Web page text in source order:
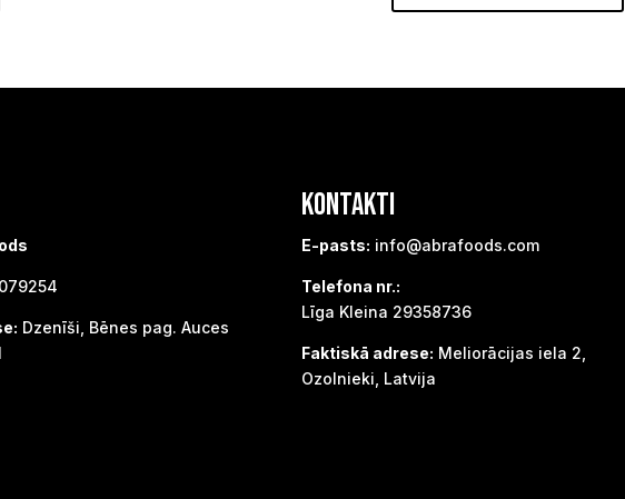
Dzenīši, Bēnes pag. Auces
KONTAKTI
E-pasts: info@abrafoods.com
Telefona nr.:
Līga Kleina 29358736
Faktiskā adrese: Meliorācijas iela 2,
Ozolnieki, Latvija